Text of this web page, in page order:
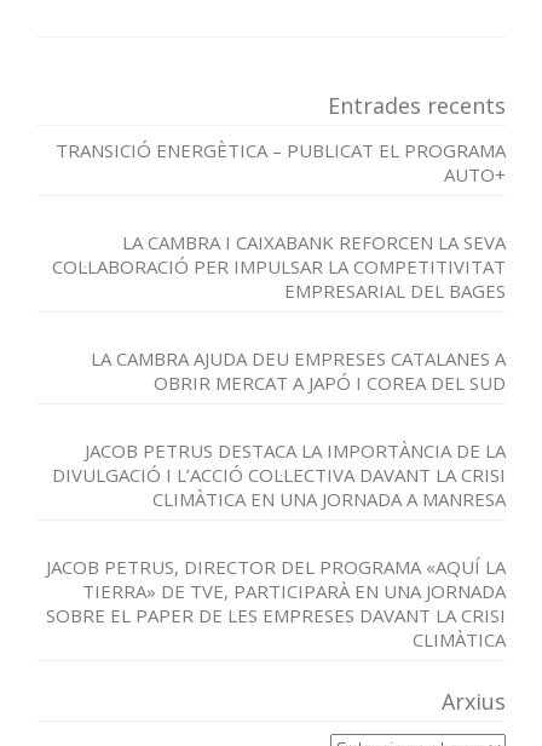
Entrades recents
TRANSICIÓ ENERGÈTICA – PUBLICAT EL PROGRAMA
AUTO+
LA CAMBRA I CAIXABANK REFORCEN LA SEVA
COL·LABORACIÓ PER IMPULSAR LA COMPETITIVITAT
EMPRESARIAL DEL BAGES
LA CAMBRA AJUDA DEU EMPRESES CATALANES A
OBRIR MERCAT A JAPÓ I COREA DEL SUD
JACOB PETRUS DESTACA LA IMPORTÀNCIA DE LA
DIVULGACIÓ I L’ACCIÓ COL·LECTIVA DAVANT LA CRISI
CLIMÀTICA EN UNA JORNADA A MANRESA
JACOB PETRUS, DIRECTOR DEL PROGRAMA «AQUÍ LA
TIERRA» DE TVE, PARTICIPARÀ EN UNA JORNADA
SOBRE EL PAPER DE LES EMPRESES DAVANT LA CRISI
CLIMÀTICA
Arxius
Arxius